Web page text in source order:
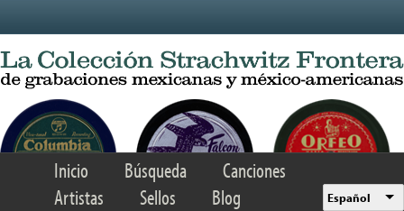
Inicio Búsqueda
Canciones
Artistas
Sellos Blog Español